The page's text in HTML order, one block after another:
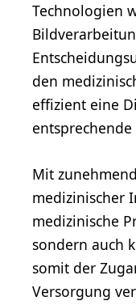
Technologien
den
effizient eine
Mit
medizinischer
medizinische
sondern auch
somit der
Versorgung